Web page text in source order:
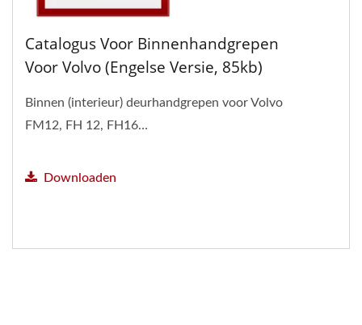
Catalogus Voor Binnenhandgrepen
Voor Volvo (Engelse Versie, 85kb)
Binnen (interieur) deurhandgrepen voor Volvo
FM12, FH 12, FH16…
Downloaden